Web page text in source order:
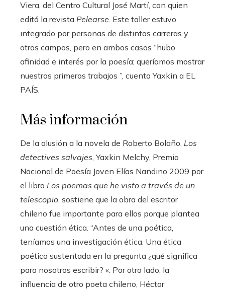
Viera, del Centro Cultural José Martí, con quien
editó la revista Pelearse. Este taller estuvo
integrado por personas de distintas carreras y
otros campos, pero en ambos casos “hubo
afinidad e interés por la poesía; queríamos mostrar
nuestros primeros trabajos ”, cuenta Yaxkin a EL
PAÍS.
Más información
De la alusión a la novela de Roberto Bolaño, Los
detectives salvajes, Yaxkin Melchy, Premio
Nacional de Poesía Joven Elías Nandino 2009 por
el libro Los poemas que he visto a través de un
telescopio, sostiene que la obra del escritor
chileno fue importante para ellos porque plantea
una cuestión ética. “Antes de una poética,
teníamos una investigación ética. Una ética
poética sustentada en la pregunta ¿qué significa
para nosotros escribir? «. Por otro lado, la
influencia de otro poeta chileno, Héctor